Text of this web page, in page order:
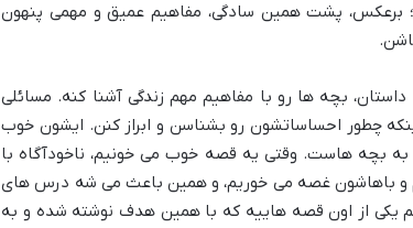
برعکس، پشت همین سادگی، مفاهیم عمیق و مهمی پنهون
بچه ها رو با مفاهیم مهم زندگی آشنا کنه. مسائلی
چطور احساساتشون رو بشناسن و ابراز کنن. ایشون خوب
به بچه هاست. وقتی یه قصه خوب می خونیم، ناخودآگاه با
باهاشون غصه می خوریم، و همین باعث می شه درس های
از اون قصه هاییه که با همین هدف نوشته شده و به